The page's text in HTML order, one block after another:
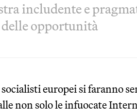
includente e
delle opportunità
socialisti europei si faranno
non solo le infuocate